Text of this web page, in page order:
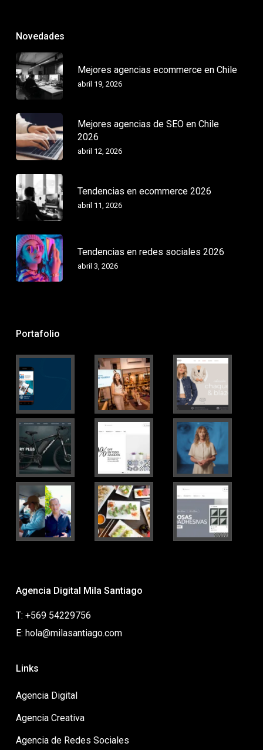
Novedades
Mejores agencias ecommerce en Chile
abril 19, 2026
Mejores agencias de SEO en Chile
2026
abril 12, 2026
Tendencias en ecommerce 2026
abril 11, 2026
Tendencias en redes sociales 2026
abril 3, 2026
Portafolio
Agencia Digital Mila Santiago
T: +569 54229756
E: hola@milasantiago.com
Links
Agencia Digital
Agencia Creativa
Agencia de Redes Sociales